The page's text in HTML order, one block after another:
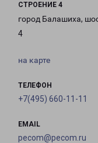
СТРОЕНИЕ 4
город Балашиха,
4
на карте
ТЕЛЕФОН
+7(495) 660-11-11
EMAIL
pecom@pecom.ru